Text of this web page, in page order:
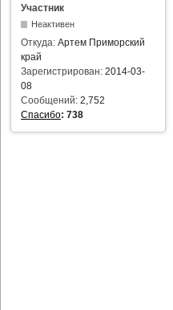
Участник
Неактивен
Откуда: Артем Приморский
край
Зарегистрирован: 2014-03-
08
Сообщений: 2,752
Спасибо: 738